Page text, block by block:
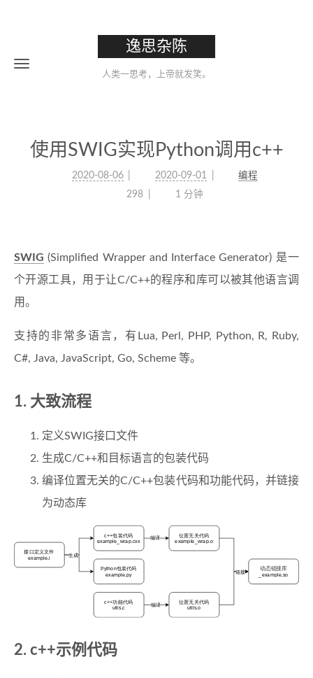
逸思杂陈
人类一思考，上帝就发笑。
使用SWIG实现Python调用c++
2020-08-06 2020-09-01
编程
298
1 分钟
SWIG (Simplified Wrapper and Interface Generator) 是一
个开源工具，用于让C/C++的程序和库可以被其他语言调
用。
支持的非常多语言，有Lua, Perl, PHP, Python, R, Ruby,
C#, Java, JavaScript, Go, Scheme 等。
大致流程
定义SWIG接口文件
生成C/C++和目标语言的包装代码
编译位置无关的C/C++包装代码和功能代码，并链接
为动态库
c++示例代码